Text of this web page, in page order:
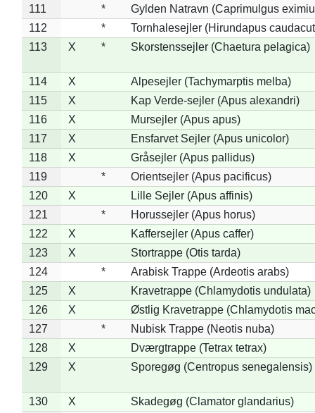
111
*
Gylden Natravn (Caprimulgus
112
*
Tornhalesejler (Hirundapus
113
X * Skorstenssejler (Chaetura pelagica)
114 X
Alpesejler (Tachymarptis melba)
115
X
Kap Verde-sejler (Apus alexandri)
116
X
Mursejler (Apus apus)
117
X
Ensfarvet Sejler (Apus unicolor)
118
X
Gråsejler (Apus pallidus)
119
*
Orientsejler (Apus pacificus)
120
X
Lille Sejler (Apus affinis)
121
*
Horussejler (Apus horus)
122
X
Kaffersejler (Apus caffer)
123
X
Stortrappe (Otis tarda)
124
*
Arabisk Trappe (Ardeotis arabs)
125
X
Kravetrappe (Chlamydotis undulata)
126
X
Østlig Kravetrappe (Chlamydotis
127
*
Nubisk Trappe (Neotis nuba)
128
X
Dværgtrappe (Tetrax tetrax)
129
X Sporegøg (Centropus senegalensis)
130 X
Skadegøg (Clamator glandarius)